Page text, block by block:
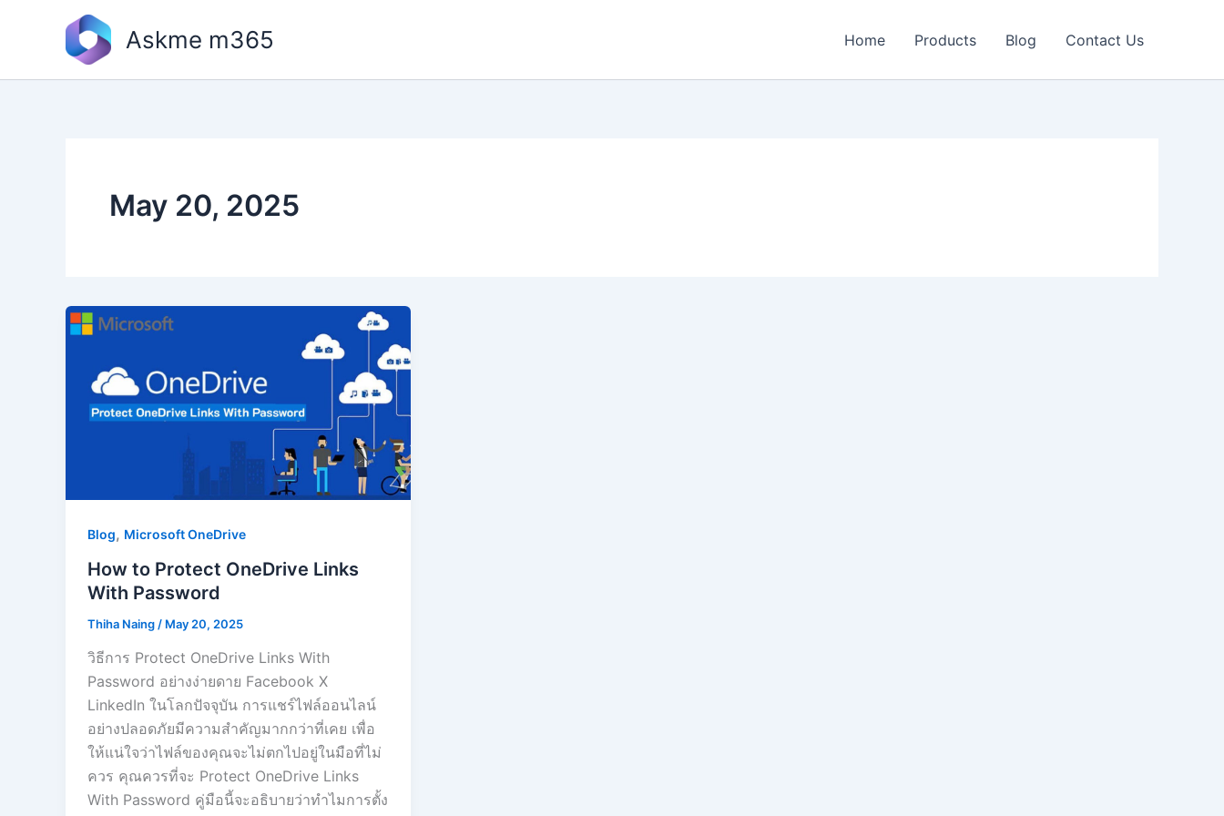
Askme m365 Home Products Blog Contact Us
May 20, 2025
Blog, Microsoft OneDrive
How to Protect OneDrive Links
With Password
Thiha Naing / May 20, 2025
วิธีการ Protect OneDrive Links With
Password อย่างง่ายดาย Facebook X
LinkedIn ในโลกปัจจุบัน การแชร์ไฟล์ออนไลน์
อย่างปลอดภัยมีความสำคัญมากกว่าที่เคย เพื่อ
ให้แน่ใจว่าไฟล์ของคุณจะไม่ตกไปอยู่ในมือที่ไม่
ควร คุณควรที่จะ Protect OneDrive Links
With Password คู่มือนี้จะอธิบายว่าทำไมการตั้ง